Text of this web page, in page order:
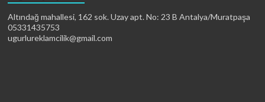
Altındağ mahallesi, 162 sok. Uzay apt. No: 23 B Antalya/Muratpaşa
05331435753
ugurlureklamcilik@gmail.com